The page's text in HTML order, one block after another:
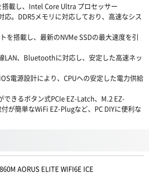
載し、Intel Core Ultra プロセッサー
応。DDR5メモリに対応しており、高速なシス
を搭載し、最新のNVMe SSDの最大速度を引
LAN、Bluetoothに対応し、安定した高速ネッ
電源設計により、CPUへの安定した電力供給
できるボタン式PCIe EZ-Latch、M.2 EZ-
が簡単なWiFi EZ-Plugなど、PC DIYに便利な
AORUS ELITE WIFI6E ICE